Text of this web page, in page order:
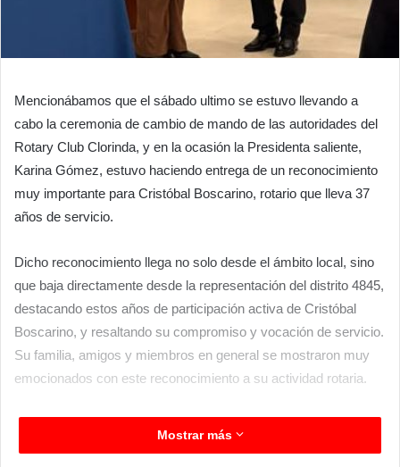
Mencionábamos que el sábado ultimo se estuvo llevando a
cabo la ceremonia de cambio de mando de las autoridades del
Rotary Club Clorinda, y en la ocasión la Presidenta saliente,
Karina Gómez, estuvo haciendo entrega de un reconocimiento
muy importante para Cristóbal Boscarino, rotario que lleva 37
años de servicio.
Dicho reconocimiento llega no solo desde el ámbito local, sino
que baja directamente desde la representación del distrito 4845,
destacando estos años de participación activa de Cristóbal
Boscarino, y resaltando su compromiso y vocación de servicio.
Su familia, amigos y miembros en general se mostraron muy
emocionados con este reconocimiento a su actividad rotaria.
Mostrar más